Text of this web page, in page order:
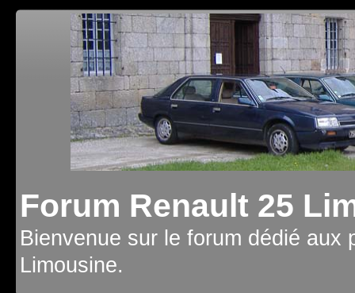
Forum Renault 25
Bienvenue sur le forum dédié aux
Limousine.